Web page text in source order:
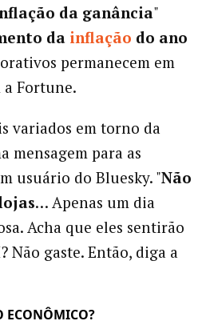
da ganância"
da inflação do ano
permanecem em
a Fortune.
variados em torno da
mensagem para as
usuário do Bluesky. "Não
… Apenas um dia
Acha que eles sentirão
Não gaste. Então, diga a
ECONÔMICO?